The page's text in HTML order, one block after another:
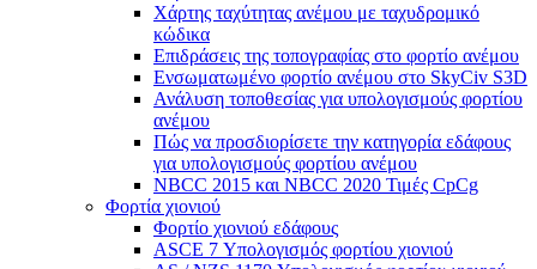
Χάρτης ταχύτητας ανέμου με ταχυδρομικό
κώδικα
Επιδράσεις της τοπογραφίας στο φορτίο ανέμου
Ενσωματωμένο φορτίο ανέμου στο SkyCiv S3D
Ανάλυση τοποθεσίας για υπολογισμούς φορτίου
ανέμου
Πώς να προσδιορίσετε την κατηγορία εδάφους
για υπολογισμούς φορτίου ανέμου
NBCC 2015 και NBCC 2020 Τιμές CpCg
Φορτία χιονιού
Φορτίο χιονιού εδάφους
ASCE 7 Υπολογισμός φορτίου χιονιού